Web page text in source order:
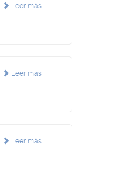
Leer más
Leer más
Leer más